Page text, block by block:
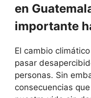
en
importante
El cambio
pasar
personas. Sin
consecuencias